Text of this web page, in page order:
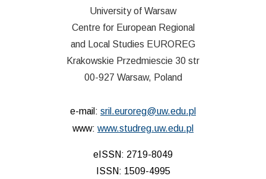
University of Warsaw
Centre for European Regional
and Local Studies EUROREG
Krakowskie Przedmiescie 30 str
00-927 Warsaw, Poland
e-mail: sril.euroreg@uw.edu.pl
www: www.studreg.uw.edu.pl
eISSN: 2719-8049
ISSN: 1509-4995